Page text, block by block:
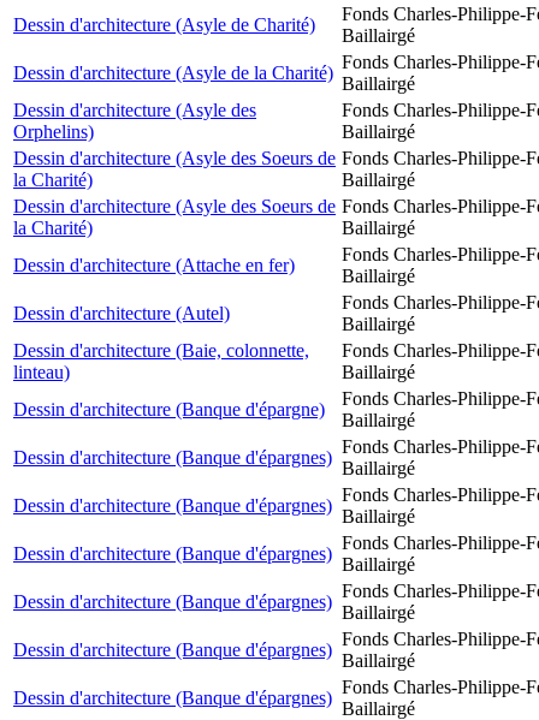
Dessin d'architecture (Asyle de Charité)
Fonds Charles-Philippe-
Baillairgé
Dessin d'architecture (Asyle de la Charité)
Fonds Charles-Philippe-
Baillairgé
Dessin d'architecture (Asyle des
Orphelins)
Fonds Charles-Philippe-
Baillairgé
Dessin d'architecture (Asyle des Soeurs de
la Charité)
Fonds Charles-Philippe-
Baillairgé
Dessin d'architecture (Asyle des Soeurs de
la Charité)
Fonds Charles-Philippe-
Baillairgé
Dessin d'architecture (Attache en fer)
Fonds Charles-Philippe-
Baillairgé
Dessin d'architecture (Autel)
Fonds Charles-Philippe-
Baillairgé
Dessin d'architecture (Baie, colonnette,
linteau)
Fonds Charles-Philippe-
Baillairgé
Dessin d'architecture (Banque d'épargne)
Fonds Charles-Philippe-
Baillairgé
Dessin d'architecture (Banque d'épargnes)
Fonds Charles-Philippe-
Baillairgé
Dessin d'architecture (Banque d'épargnes)
Fonds Charles-Philippe-
Baillairgé
Dessin d'architecture (Banque d'épargnes)
Fonds Charles-Philippe-
Baillairgé
Dessin d'architecture (Banque d'épargnes)
Fonds Charles-Philippe-
Baillairgé
Dessin d'architecture (Banque d'épargnes)
Fonds Charles-Philippe-
Baillairgé
Dessin d'architecture (Banque d'épargnes)
Fonds Charles-Philippe-
Baillairgé